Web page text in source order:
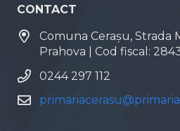
CONTACT
Comuna Cerașu, Strada
Prahova | Cod fiscal:
0244 297 112